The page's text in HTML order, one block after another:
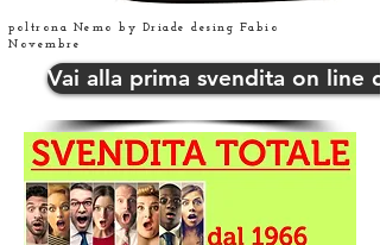
poltrona Nemo by Driade desing Fabio
Novembre
Vai alla prima svendita on line